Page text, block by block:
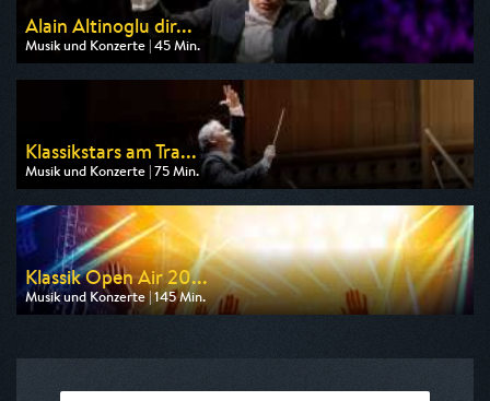
Alain Altinoglu dir...
Musik und Konzerte | 45 Min.
Ausgestrahlt von arte
am 08.08.2026, 05:30
Klassikstars am Tra...
Musik und Konzerte | 75 Min.
Ausgestrahlt von 3sat
am 08.08.2026, 21:50
Klassik Open Air 20...
Musik und Konzerte | 145 Min.
Ausgestrahlt von BR